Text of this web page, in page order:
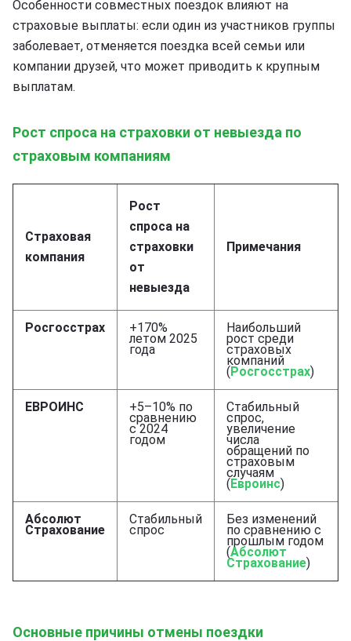
Особенности совместных поездок влияют на
страховые выплаты: если один из участников группы
заболевает, отменяется поездка всей семьи или
компании друзей, что может приводить к крупным
выплатам.
Рост спроса на страховки от невыезда по
страховым компаниям
Страховая
компания
Рост
спроса на
страховки
от
невыезда
Примечания
Росгосстрах +170%
летом 2025
года
Наибольший
рост среди
страховых
компаний
(Росгосстрах)
ЕВРОИНС +5–10% по
сравнению
с 2024
годом
Стабильный
спрос,
увеличение
числа
обращений по
страховым
случаям
(Евроинс)
Абсолют
Страхование
Стабильный
спрос
Без изменений
по сравнению с
прошлым годом
(Абсолют
Страхование)
Основные причины отмены поездки